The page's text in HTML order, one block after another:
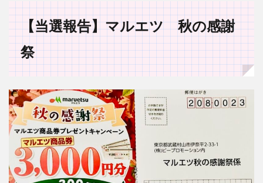
【当選報告】マルエツ 秋の感謝
祭